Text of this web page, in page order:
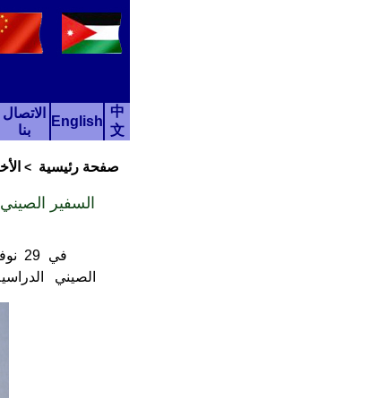
中
文
English
الاتصال
بنا
صفحة رئيسية >
السفير
في
الصيني الدراسية لعام